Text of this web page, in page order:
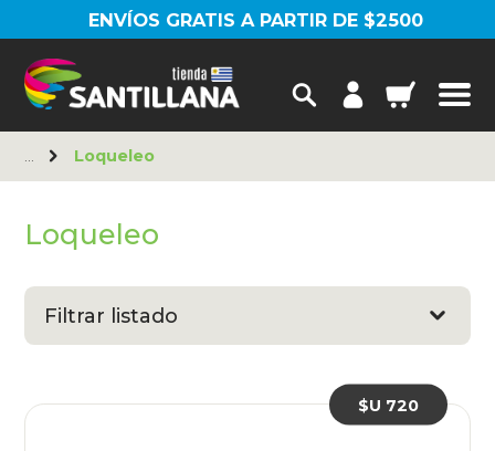
ENVÍOS GRATIS A PARTIR DE $2500
Loqueleo
Loqueleo
Filtrar listado
$U 720